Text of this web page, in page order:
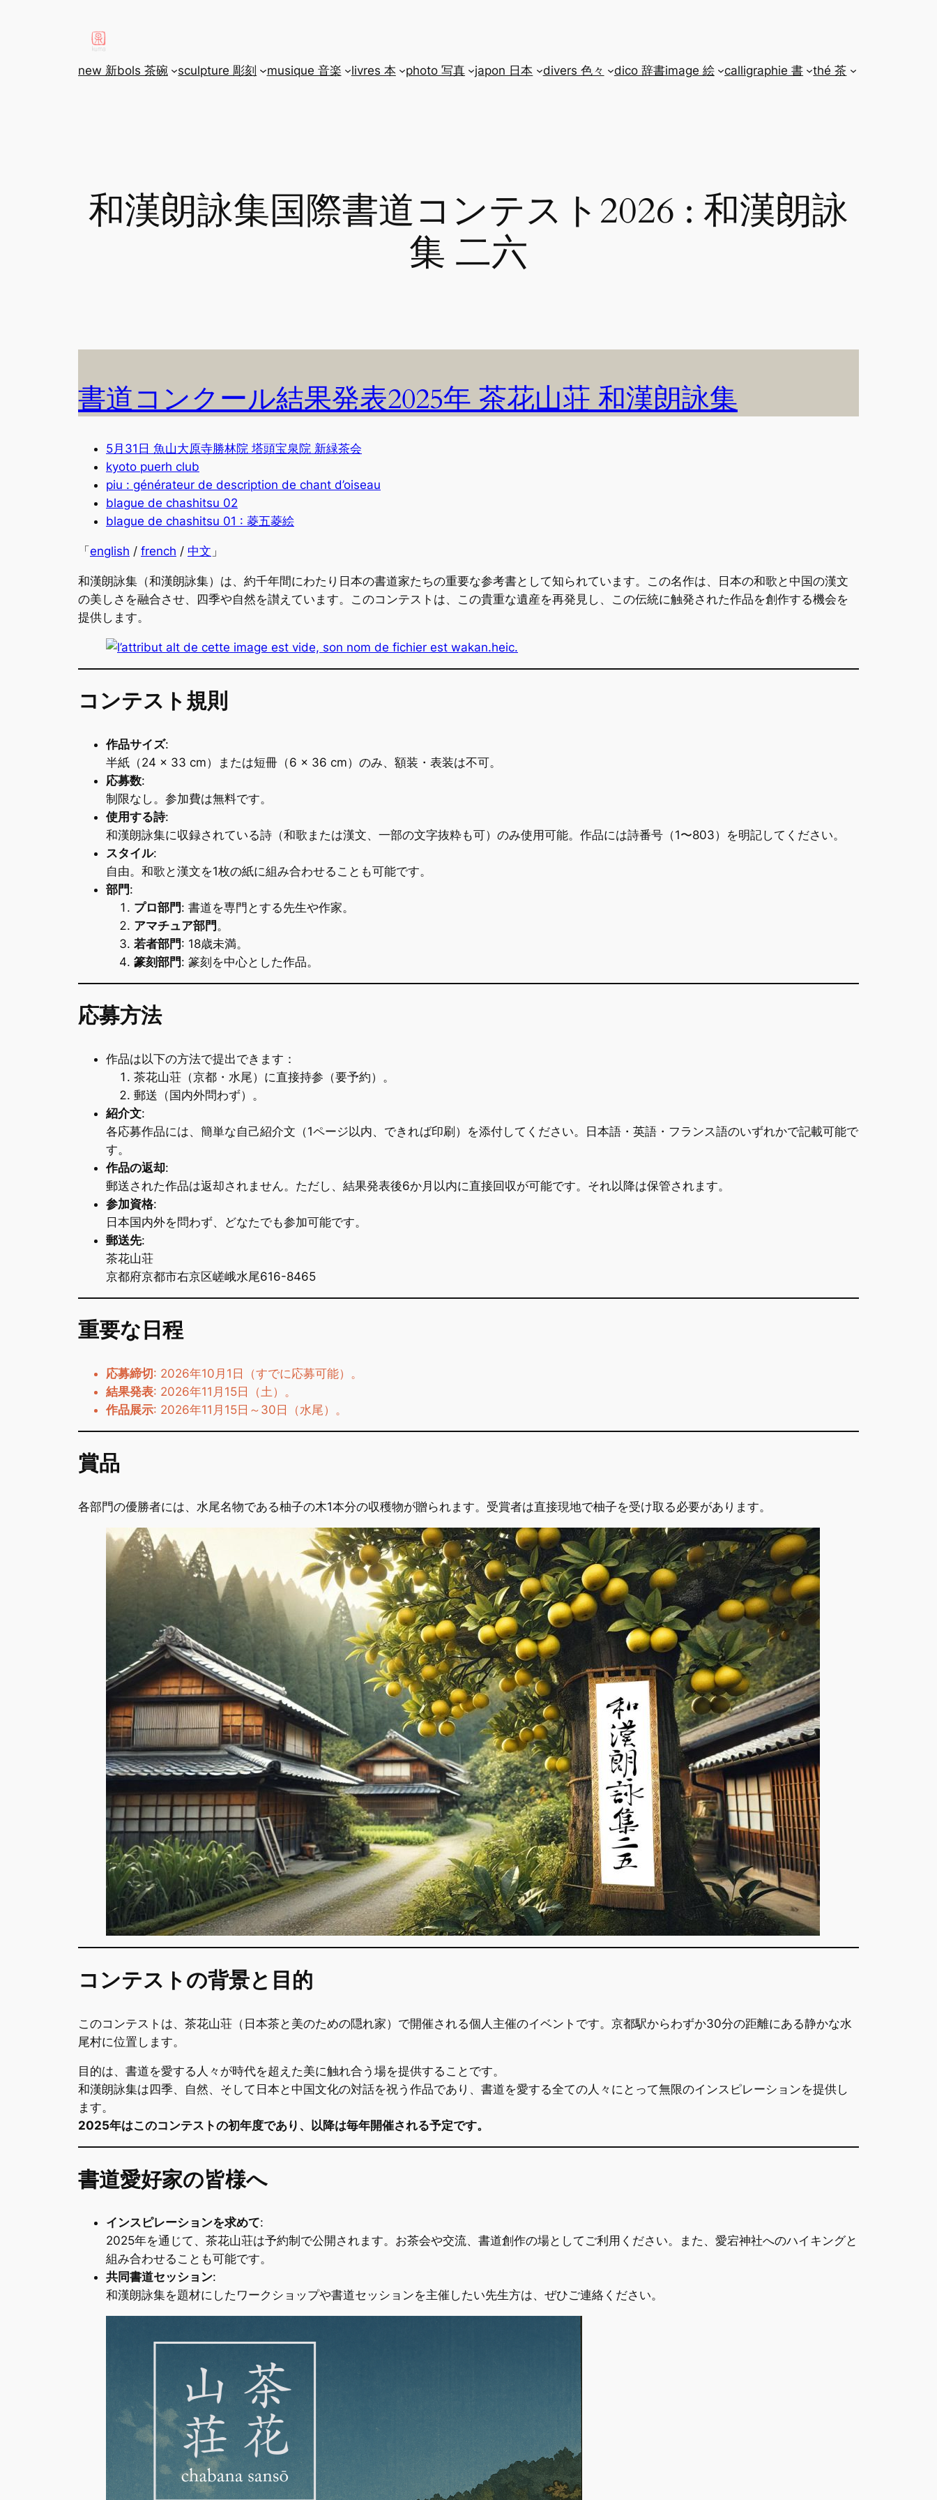
new 新bols 茶碗 sculpture 彫刻 musique 音楽 livres 本 photo 写真 japon 日本 divers 色々 dico 辞書image 絵 calligraphie 書 thé 茶
和漢朗詠集国際書道コンテスト2026 : 和漢朗詠
集 二六
書道コンクール結果発表2025年 茶花山荘 和漢朗詠集
5月31日 魚山大原寺勝林院 塔頭宝泉院 新緑茶会
kyoto puerh club
piu : générateur de description de chant d’oiseau
blague de chashitsu 02
blague de chashitsu 01 : 菱五菱絵
「 english / french / 中文 」
和漢朗詠集（和漢朗詠集）は、約千年間にわたり日本の書道家たちの重要な参考書として知られています。この名作は、日本の和歌と中国の漢文
の美しさを融合させ、四季や自然を讃えています。このコンテストは、この貴重な遺産を再発見し、この伝統に触発された作品を創作する機会を
提供します。
コンテスト規則
作品サイズ:
半紙（24 × 33 cm）または短冊（6 × 36 cm）のみ、額装・表装は不可。
応募数:
制限なし。参加費は無料です。
使用する詩:
和漢朗詠集に収録されている詩（和歌または漢文、一部の文字抜粋も可）のみ使用可能。作品には詩番号（1〜803）を明記してください。
スタイル:
自由。和歌と漢文を1枚の紙に組み合わせることも可能です。
部門:
プロ部門: 書道を専門とする先生や作家。
アマチュア部門 。
若者部門: 18歳未満。
篆刻部門: 篆刻を中心とした作品。
応募方法
作品は以下の方法で提出できます：
茶花山荘（京都・水尾）に直接持参（要予約）。
郵送（国内外問わず）。
紹介文:
各応募作品には、簡単な自己紹介文（1ページ以内、できれば印刷）を添付してください。日本語・英語・フランス語のいずれかで記載可能で
す。
作品の返却:
郵送された作品は返却されません。ただし、結果発表後6か月以内に直接回収が可能です。それ以降は保管されます。
参加資格:
日本国内外を問わず、どなたでも参加可能です。
郵送先:
茶花山荘
京都府京都市右京区嵯峨水尾616-8465
重要な日程
応募締切: 2026年10月1日（すでに応募可能）。
結果発表: 2026年11月15日（土）。
作品展示: 2026年11月15日～30日（水尾）。
賞品
各部門の優勝者には、水尾名物である柚子の木1本分の収穫物が贈られます。受賞者は直接現地で柚子を受け取る必要があります。
コンテストの背景と目的
このコンテストは、茶花山荘（日本茶と美のための隠れ家）で開催される個人主催のイベントです。京都駅からわずか30分の距離にある静かな水
尾村に位置します。
目的は、書道を愛する人々が時代を超えた美に触れ合う場を提供することです。
和漢朗詠集は四季、自然、そして日本と中国文化の対話を祝う作品であり、書道を愛する全ての人々にとって無限のインスピレーションを提供し
ます。
2025年はこのコンテストの初年度であり、以降は毎年開催される予定です。
書道愛好家の皆様へ
インスピレーションを求めて:
2025年を通じて、茶花山荘は予約制で公開されます。お茶会や交流、書道創作の場としてご利用ください。また、愛宕神社へのハイキングと
組み合わせることも可能です。
共同書道セッション:
和漢朗詠集を題材にしたワークショップや書道セッションを主催したい先生方は、ぜひご連絡ください。